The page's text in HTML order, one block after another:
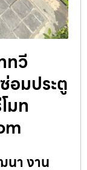
ทวี
อมประตู
มท
นา งาน